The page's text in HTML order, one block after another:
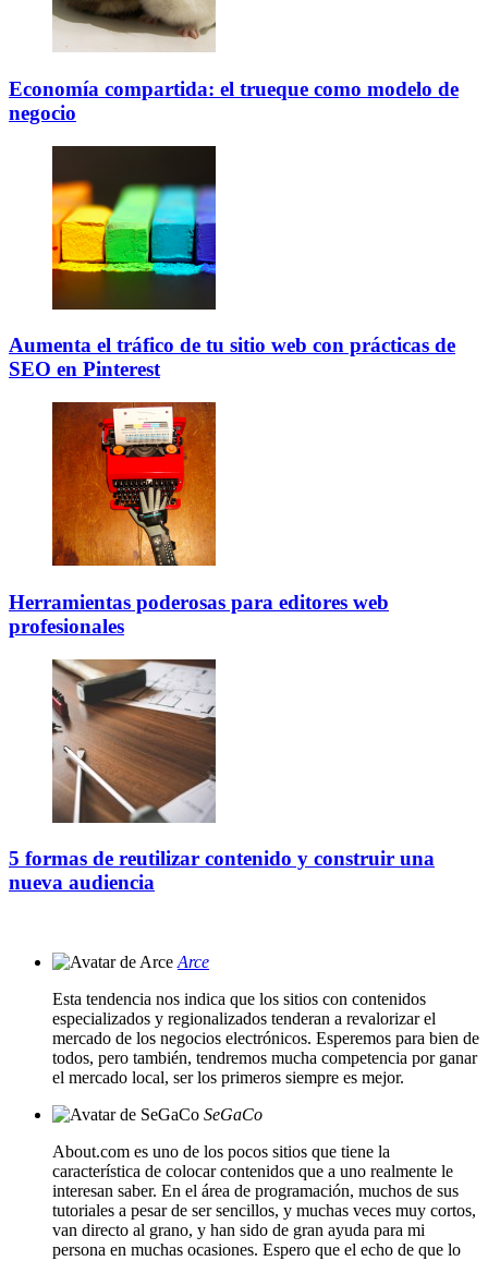
Economía compartida: el trueque como modelo de
negocio
Aumenta el tráfico de tu sitio web con prácticas de
SEO en Pinterest
Herramientas poderosas para editores web
profesionales
5 formas de reutilizar contenido y construir una
nueva audiencia
Arce
Esta tendencia nos indica que los sitios con contenidos
especializados y regionalizados tenderan a revalorizar el
mercado de los negocios electrónicos. Esperemos para bien de
todos, pero también, tendremos mucha competencia por ganar
el mercado local, ser los primeros siempre es mejor.
SeGaCo
About.com es uno de los pocos sitios que tiene la
característica de colocar contenidos que a uno realmente le
interesan saber. En el área de programación, muchos de sus
tutoriales a pesar de ser sencillos, y muchas veces muy cortos,
van directo al grano, y han sido de gran ayuda para mi
persona en muchas ocasiones. Espero que el echo de que lo